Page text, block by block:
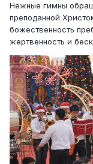
Нежные гимны
преподанной
божественность
жертвенность и